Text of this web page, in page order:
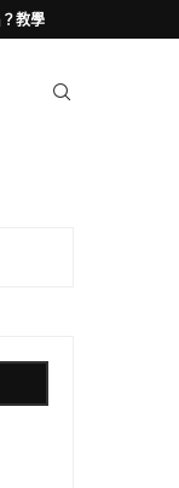
教學